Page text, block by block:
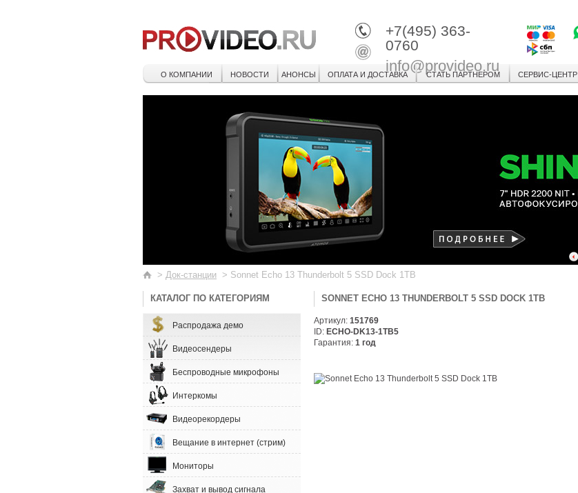
+7(495) 363-
0760
info@provideo.ru
О КОМПАНИИ НОВОСТИ АНОНСЫ ОПЛАТА И ДОСТАВКА СТАТЬ ПАРТНЕРОМ СЕРВИС-ЦЕНТР
> Док-станции > Sonnet Echo 13 Thunderbolt 5 SSD Dock 1TB
КАТАЛОГ ПО КАТЕГОРИЯМ
Распродажа демо
Видеосендеры
Беспроводные микрофоны
Интеркомы
Видеорекордеры
Вещание в интернет (стрим)
Мониторы
Захват и вывод сигнала
SONNET ECHO 13 THUNDERBOLT 5 SSD DOCK 1TB
Артикул: 151769
ID: ECHO-DK13-1TB5
Гарантия: 1 год